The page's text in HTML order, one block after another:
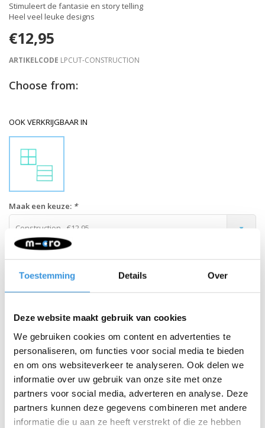
Toestemming Details Over
Deze website maakt gebruik van cookies
We gebruiken cookies om content en advertenties te
personaliseren, om functies voor social media te bieden
en om ons websiteverkeer te analyseren. Ook delen we
informatie over uw gebruik van onze site met onze
partners voor social media, adverteren en analyse. Deze
partners kunnen deze gegevens combineren met andere
informatie die u aan ze heeft verstrekt of die ze hebben
Stimuleert de fantasie en story telling
Heel veel leuke designs
€12,95
ARTIKELCODE LPCUT-CONSTRUCTION
Choose from:
OOK VERKRIJGBAAR IN
Maak een keuze: *
Construction - €12,95
- + IN WINKELWAGEN
Gratis verzending vanaf €60
Beschrijving
Lunch Punch sandwich snijders zijn er om lunches te maken waar
je kleine eter dol op zal zijn! Maak een leuke sandwich op ware
grootte of sandwichhapjes van bento-formaat om mee te nemen.
Kies voor een spannende dinosauruslunch! Of maak een
magisch maaltijd met een Lunch Punch eenhoorn sandwich
snijder.